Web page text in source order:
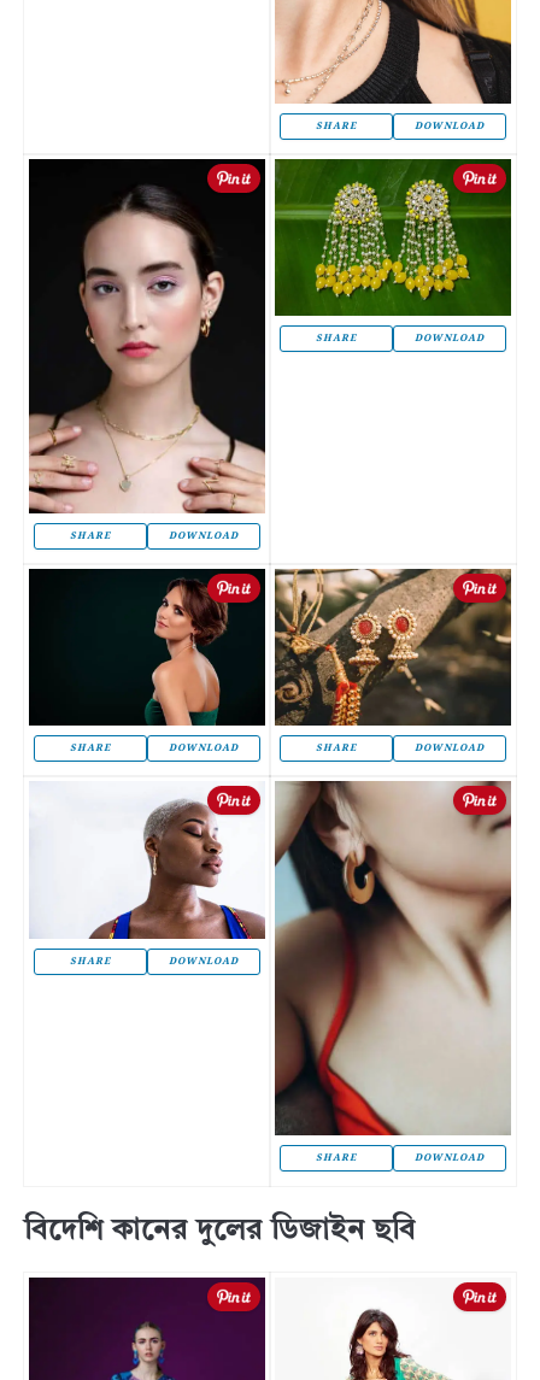
SHARE DOWNLOAD
SHARE DOWNLOAD
SHARE DOWNLOAD
SHARE DOWNLOAD SHARE DOWNLOAD
SHARE DOWNLOAD
SHARE DOWNLOAD
বিদেশি কানের দুলের ডিজাইন ছবি